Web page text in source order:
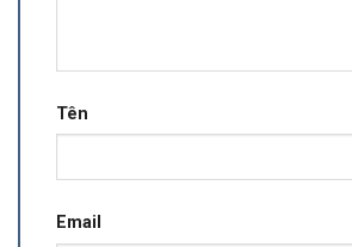
Tên
Email